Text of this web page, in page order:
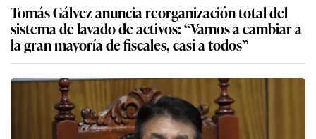
Tomás Gálvez anuncia reorganización total del
sistema de lavado de activos: “Vamos a cambiar a
la gran mayoría de fiscales, casi a todos”